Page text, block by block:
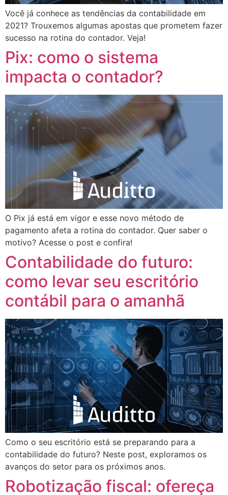
Você já conhece as tendências da contabilidade em
2021? Trouxemos algumas apostas que prometem fazer
sucesso na rotina do contador. Veja!
Pix: como o sistema
impacta o contador?
O Pix já está em vigor e esse novo método de
pagamento afeta a rotina do contador. Quer saber o
motivo? Acesse o post e confira!
Contabilidade do futuro:
como levar seu escritório
contábil para o amanhã
Como o seu escritório está se preparando para a
contabilidade do futuro? Neste post, exploramos os
avanços do setor para os próximos anos.
Robotização fiscal: ofereça